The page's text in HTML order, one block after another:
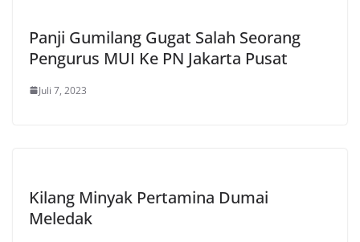
Panji Gumilang Gugat Salah Seorang
Pengurus MUI Ke PN Jakarta Pusat
Juli 7, 2023
Kilang Minyak Pertamina Dumai
Meledak